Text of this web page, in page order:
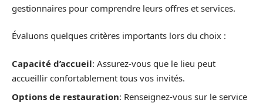
gestionnaires pour comprendre leurs offres et services.
Évaluons quelques critères importants lors du choix :
Capacité d’accueil: Assurez-vous que le lieu peut
accueillir confortablement tous vos invités.
Options de restauration: Renseignez-vous sur le service